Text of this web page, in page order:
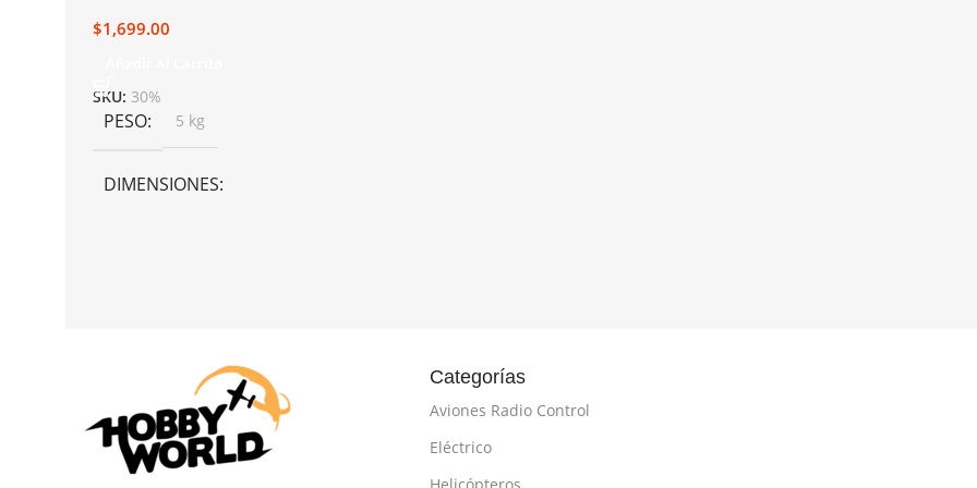
$1,699.00
SKU: 30%
PESO 5 kg
DIMENSIONES
Categorías
Aviones Radio Control
Eléctrico